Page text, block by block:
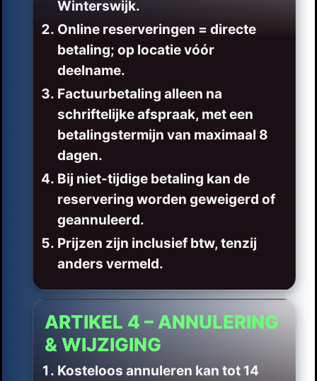
Winterswijk.
Online reserveringen = directe
betaling; op locatie vóór
deelname.
Factuurbetaling alleen na
schriftelijke afspraak, met een
betalingstermijn van maximaal 8
dagen.
Bij niet-tijdige betaling kan de
reservering worden geweigerd of
geannuleerd.
Prijzen zijn inclusief btw, tenzij
anders vermeld.
ARTIKEL 4 – ANNULERING
& WIJZIGING
Kosteloos annuleren kan tot 14